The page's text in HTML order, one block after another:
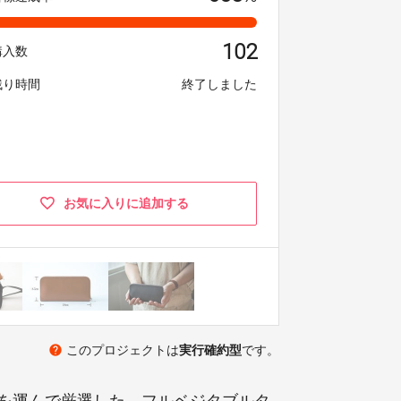
入数 102
時間 終了しました
お気に入りに追加する
help このプロジェクトは実行確約型です。